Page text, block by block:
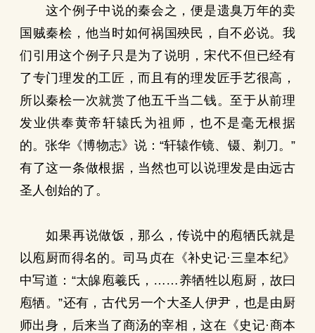
这个例子中说的秦会之，便是遗臭万年的卖
国贼秦桧，他当时如何祸国殃民，自不必说。我
们引用这个例子只是为了说明，宋代不但已经有
了专门理发的工匠，而且有的理发匠手艺很高，
所以秦桧一次就赏了他五千当二钱。至于从前理
发业供奉黄帝轩辕氏为祖师，也不是毫无根据
的。张华《博物志》说：“轩辕作镜、镊、剃刀。”
有了这一条做根据，当然也可以说理发是由远古
圣人创始的了。
如果再说做饭，那么，传说中的庖牺氏就是
以庖厨而得名的。司马贞在《补史记·三皇本纪》
中写道：“太皞庖羲氏，……养牺牲以庖厨，故曰
庖牺。”还有，古代另一个大圣人伊尹，也是由厨
师出身，后来当了商汤的宰相，这在《史记·商本